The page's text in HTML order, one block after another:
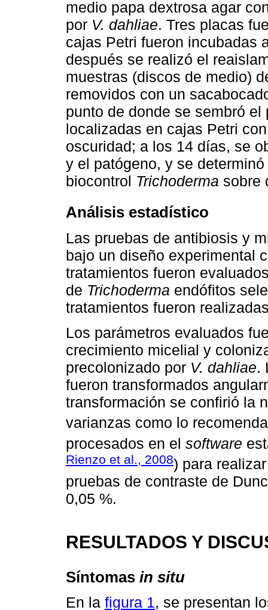
medio papa dextrosa agar
por V. dahliae. Tres placas
cajas Petri fueron incubadas
después se realizó el
muestras (discos de medio)
removidos con un
punto de donde se sembró
localizadas en cajas Petri
oscuridad; a los 14 días, se
y el patógeno, y se
biocontrol Trichoderma sobre
Análisis estadístico
Las pruebas de antibiosis y
bajo un diseño experimental
tratamientos fueron
de Trichoderma endófitos
tratamientos fueron
Los parámetros evaluados
crecimiento micelial y
precolonizado por V. dahliae.
fueron transformados
transformación se confirió la
varianzas como lo
procesados en el software
Rienzo et al., 2008) para
pruebas de contraste de
0,05 %.
RESULTADOS Y
Síntomas in situ
En la figura 1, se presentan